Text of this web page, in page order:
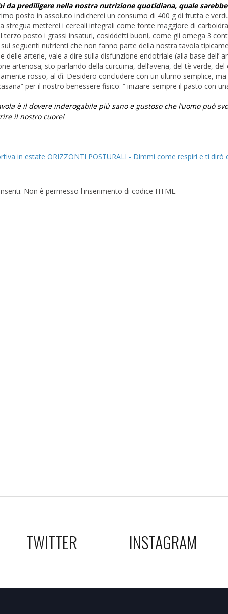
da prediligere nella nostra nutrizione quotidiana, quale
posto in assoluto indicherei un consumo di 400 g di frutta e
stregua metterei i cereali integrali come fonte maggiore di
terzo posto i grassi insaturi, cosiddetti buoni, come gli omega 3
seguenti nutrienti che non fanno parte della nostra tavola
arterie, vale a dire sulla disfunzione endotriale (alla base dell’
arteriosa; sto parlando della curcuma, dell’avena, del tè verde,
rosso, al dì. Desidero concludere con un ultimo semplice,
per il nostro benessere fisico: “ iniziare sempre il pasto con
è il dovere inderogabile più sano e gustoso che l’uomo può
il nostro cuore!
in estate ORIZZONTI POSTURALI - Dimmi come respiri e ti dirò
Non è permesso l'inserimento di codice HTML.
TWITTER INSTAGRAM